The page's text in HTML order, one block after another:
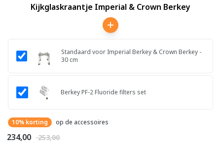
Kijkglaskraantje Imperial & Crown Berkey
Standaard voor Imperial Berkey & Crown Berkey -
30 cm
Berkey PF-2 Fluoride filters set
10% korting op de accessoires
€ 234,00 € 253,00